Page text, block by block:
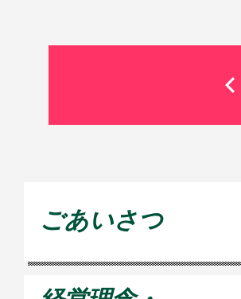
ごあいさつ